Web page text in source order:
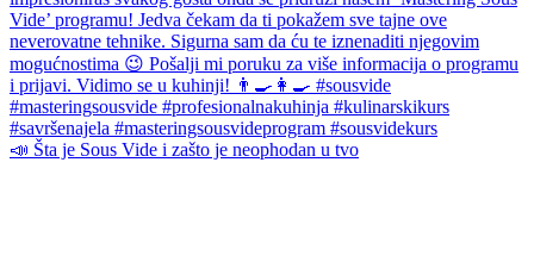
📣 Šta je Sous Vide i zašto je neophodan u tvo